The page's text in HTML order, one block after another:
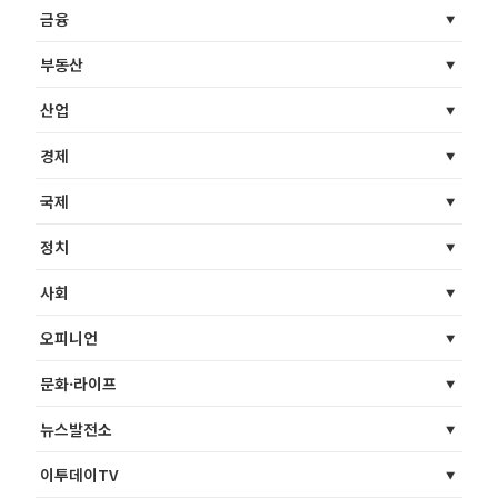
금융
부동산
산업
경제
국제
정치
사회
오피니언
문화·라이프
뉴스발전소
이투데이TV